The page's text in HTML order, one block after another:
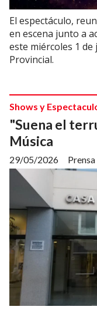
El espectáculo,
en escena junto a
este miércoles 1
Provincial.
"Suena el
Música
Prensa
Shows y
29/05/2026